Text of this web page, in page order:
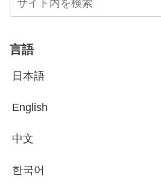
言語
日本語
English
中文
한국어